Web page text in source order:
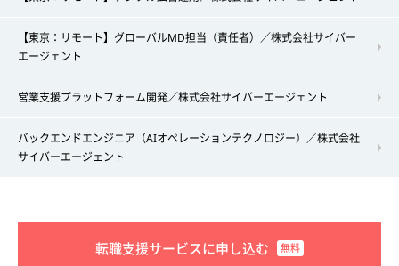
【東京：リモート】グローバルMD担当（責任者）／株式会社サイバー
エージェント
営業支援プラットフォーム開発／株式会社サイバーエージェント
バックエンドエンジニア（AIオペレーションテクノロジー）／株式会社
サイバーエージェント
転職支援サービスに申し込む